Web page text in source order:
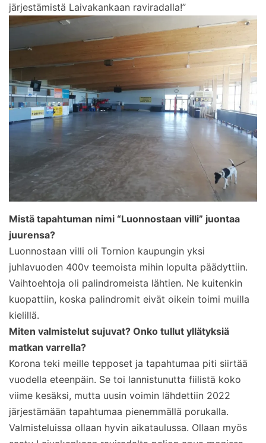
järjestämistä Laivakankaan raviradalla!”
Mistä tapahtuman nimi “Luonnostaan villi” juontaa
juurensa?
Luonnostaan villi oli Tornion kaupungin yksi
juhlavuoden 400v teemoista mihin lopulta päädyttiin.
Vaihtoehtoja oli palindromeista lähtien. Ne kuitenkin
kuopattiin, koska palindromit eivät oikein toimi muilla
kielillä.
Miten valmistelut sujuvat? Onko tullut yllätyksiä
matkan varrella?
Korona teki meille tepposet ja tapahtumaa piti siirtää
vuodella eteenpäin. Se toi lannistunutta fiilistä koko
viime kesäksi, mutta uusin voimin lähdettiin 2022
järjestämään tapahtumaa pienemmällä porukalla.
Valmisteluissa ollaan hyvin aikataulussa. Ollaan myös